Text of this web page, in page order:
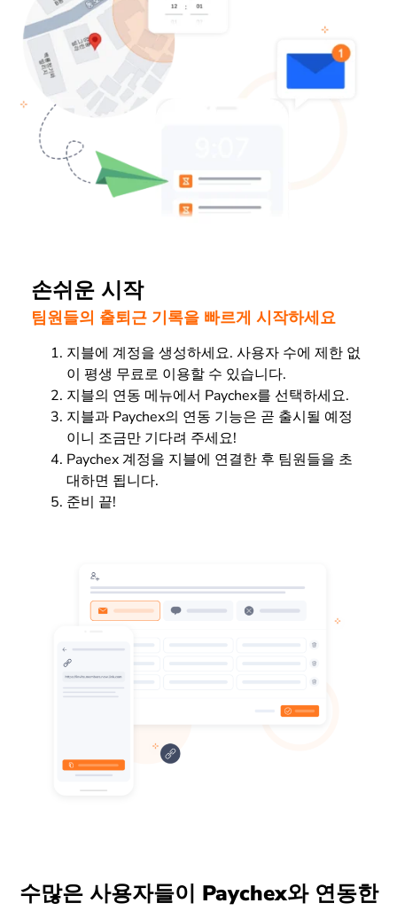
손쉬운 시작
팀원들의 출퇴근 기록을 빠르게 시작하세요
지블에 계정을 생성하세요. 사용자 수에 제한 없
이 평생 무료로 이용할 수 있습니다.
지블의 연동 메뉴에서 Paychex를 선택하세요.
지블과 Paychex의 연동 기능은 곧 출시될 예정
이니 조금만 기다려 주세요!
Paychex 계정을 지블에 연결한 후 팀원들을 초
대하면 됩니다.
준비 끝!
수많은 사용자들이 Paychex와 연동한